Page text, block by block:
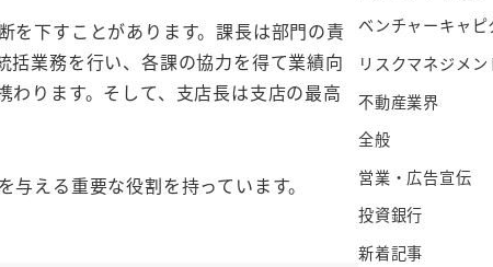
下すことがあります。課長は部門の責
業務を行い、各課の協力を得て業績向
ります。そして、支店長は支店の最高
える重要な役割を持っています。
ベンチャーキャピ
リスクマネジメン
不動産業界
全般
営業・広告宣伝
投資銀行
新着記事